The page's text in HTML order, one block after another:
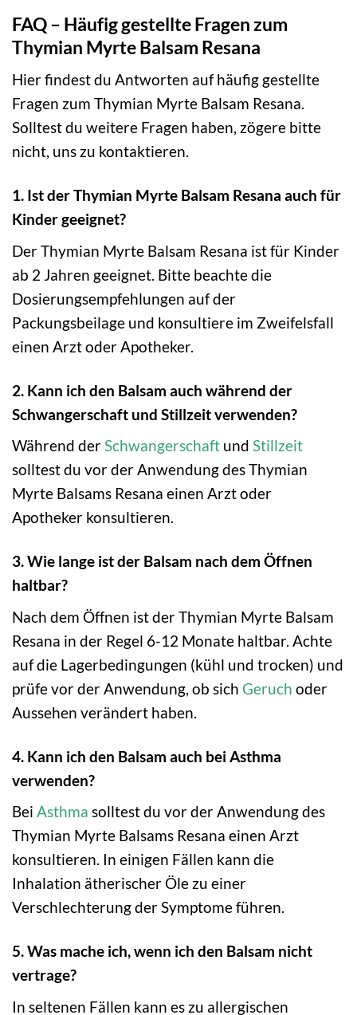
FAQ – Häufig gestellte Fragen zum
Thymian Myrte Balsam Resana
Hier findest du Antworten auf häufig gestellte
Fragen zum Thymian Myrte Balsam Resana.
Solltest du weitere Fragen haben, zögere bitte
nicht, uns zu kontaktieren.
1. Ist der Thymian Myrte Balsam Resana auch für
Kinder geeignet?
Der Thymian Myrte Balsam Resana ist für Kinder
ab 2 Jahren geeignet. Bitte beachte die
Dosierungsempfehlungen auf der
Packungsbeilage und konsultiere im Zweifelsfall
einen Arzt oder Apotheker.
2. Kann ich den Balsam auch während der
Schwangerschaft und Stillzeit verwenden?
Während derSchwangerschaft und Stillzeit
solltest du vor der Anwendung des Thymian
Myrte Balsams Resana einen Arzt oder
Apotheker konsultieren.
3. Wie lange ist der Balsam nach dem Öffnen
haltbar?
Nach dem Öffnen ist der Thymian Myrte Balsam
Resana in der Regel 6-12 Monate haltbar. Achte
auf die Lagerbedingungen (kühl und trocken) und
prüfe vor der Anwendung, ob sich Geruch oder
Aussehen verändert haben.
4. Kann ich den Balsam auch bei Asthma
verwenden?
Bei Asthma solltest du vor der Anwendung des
Thymian Myrte Balsams Resana einen Arzt
konsultieren. In einigen Fällen kann die
Inhalation ätherischer Öle zu einer
Verschlechterung der Symptome führen.
5. Was mache ich, wenn ich den Balsam nicht
vertrage?
In seltenen Fällen kann es zu allergischen